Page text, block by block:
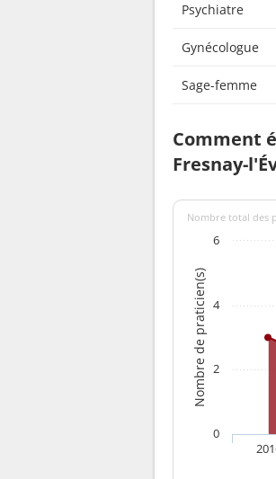
Psychiatre
Gynécologue
Sage-femme
Comment
Fresnay-
Nombre de praticien(s)
Nombre total des
0
2
4
6